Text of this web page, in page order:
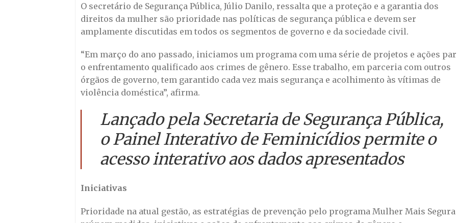
O secretário de Segurança Pública, Júlio Danilo, ressalta que a proteção e a garantia dos
direitos da mulher são prioridade nas políticas de segurança pública e devem ser
amplamente discutidas em todos os segmentos de governo e da sociedade civil.
“Em março do ano passado, iniciamos um programa com uma série de projetos e ações
o enfrentamento qualificado aos crimes de gênero. Esse trabalho, em parceria com outros
órgãos de governo, tem garantido cada vez mais segurança e acolhimento às vítimas de
violência doméstica”, afirma.
Lançado pela Secretaria de Segurança Pública,
o Painel Interativo de Feminicídios permite o
acesso interativo aos dados apresentados
Iniciativas
Prioridade na atual gestão, as estratégias de prevenção pelo programa Mulher Mais Segura